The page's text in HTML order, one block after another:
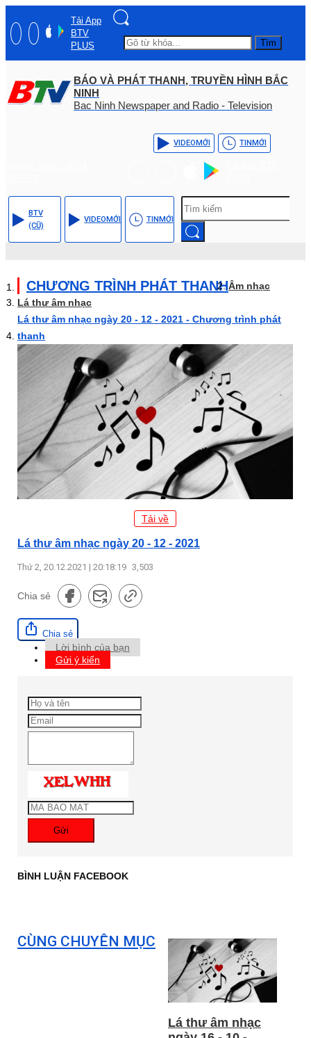
Tải App
BTV
PLUS
Tìm
BÁO VÀ PHÁT THANH, TRUYỀN HÌNH BẮC
NINH
Bac Ninh Newspaper and Radio - Television
VIDEOMỚI TINMỚI
BTV
(CŨ)
VIDEOMỚI TINMỚI
CHƯƠNG TRÌNH PHÁT THANHÂm nhạc
Lá thư âm nhạc
Lá thư âm nhạc ngày 20 - 12 - 2021 - Chương trình phát
thanh
Tải về
Lá thư âm nhạc ngày 20 - 12 - 2021
Thứ 2, 20.12.2021 | 20:18:19 3,503
Chia sẻ
Chia sẻ
Lời bình của bạn
Gửi ý kiến
Gửi
BÌNH LUẬN FACEBOOK
CÙNG CHUYÊN MỤC
Lá thư âm nhạc